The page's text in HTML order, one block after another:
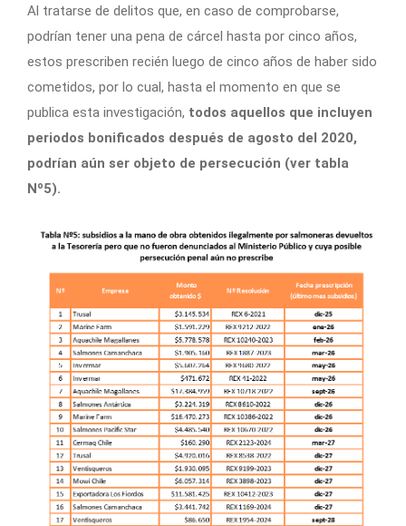
Al tratarse de delitos que, en caso de comprobarse,
podrían tener una pena de cárcel hasta por cinco años,
estos prescriben recién luego de cinco años de haber sido
cometidos, por lo cual, hasta el momento en que se
publica esta investigación, todos aquellos que incluyen
periodos bonificados después de agosto del 2020,
podrían aún ser objeto de persecución (ver tabla
Nº5).